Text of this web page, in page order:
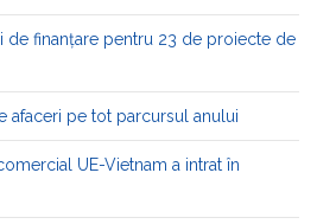
de finanțare pentru 23 de proiecte de
afaceri pe tot parcursul anului
UE-Vietnam a intrat în